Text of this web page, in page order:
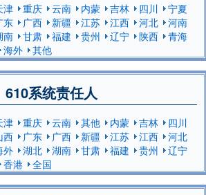
津 重庆 云南 内蒙 吉林 四川
宁夏
东 广西 新疆 江苏 江西 河北
河南
南 甘肃 福建 贵州 辽宁 陕西
青海
海外 其他
610系统责任人
津 重庆 云南 其他 内蒙 吉林
四川
西 广东 广西 新疆 江苏 江西
河北
外 湖北 湖南 甘肃 福建 贵州
辽宁
香港 全国